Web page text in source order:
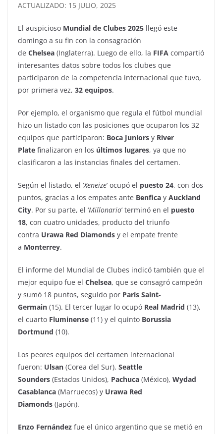
ACTUALIZADO: 15 JULIO, 2025
El auspicioso Mundial de Clubes 2025 llegó este
domingo a su fin con la consagración
de Chelsea (Inglaterra). Luego de ello, la FIFA compartió
interesantes datos sobre todos los clubes que
participaron de la competencia internacional que tuvo,
por primera vez, 32 equipos.
Por ejemplo, el organismo que regula el fútbol mundial
hizo un listado con las posiciones que ocuparon los 32
equipos que participaron: Boca Juniors y River
Plate finalizaron en los últimos lugares, ya que no
clasificaron a las instancias finales del certamen.
Según el listado, el ‘Xeneize’ ocupó el puesto 24, con dos
puntos, gracias a los empates ante Benfica y Auckland
City. Por su parte, el ‘Millonario’ terminó en el puesto
18, con cuatro unidades, producto del triunfo
contra Urawa Red Diamonds y el empate frente
a Monterrey.
El informe del Mundial de Clubes indicó también que el
mejor equipo fue el Chelsea, que se consagró campeón
y sumó 18 puntos, seguido por París Saint-
Germain (15). El tercer lugar lo ocupó Real Madrid (13),
el cuarto Fluminense (11) y el quinto Borussia
Dortmund (10).
Los peores equipos del certamen internacional
fueron: Ulsan (Corea del Sur), Seattle
Sounders (Estados Unidos), Pachuca (México), Wydad
Casablanca (Marruecos) y Urawa Red
Diamonds (Japón).
Enzo Fernández fue el único argentino que se metió en